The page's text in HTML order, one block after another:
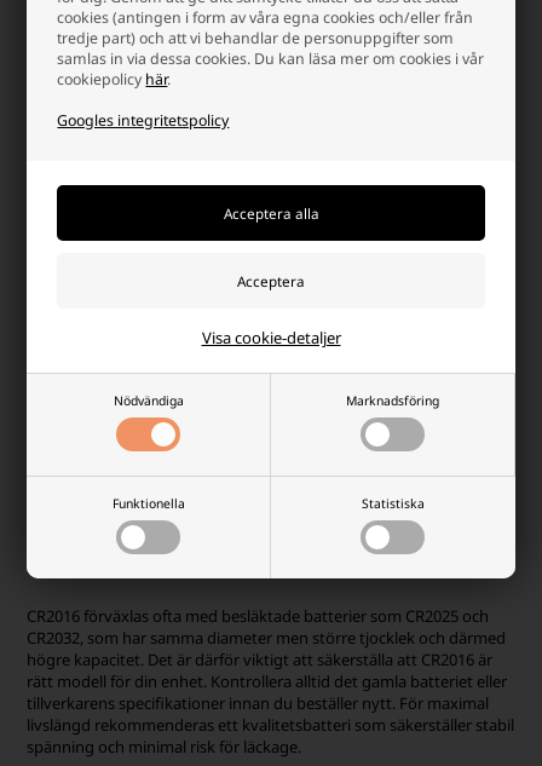
cookies (antingen i form av våra egna cookies och/eller från
tredje part) och att vi behandlar de personuppgifter som
samlas in via dessa cookies. Du kan läsa mer om cookies i vår
cookiepolicy här.
Googles integritetspolicy
Nödvändiga Marknadsföring
Funktionella Statistiska
Visa cookie-detaljer
använder mycket lite ström över längre perioder. Batteriet bevarar
sin kapacitet tack vare en låg självurladdning och fungerar stabilt i
både höga och låga temperaturer, vilket gör det lämpligt för daglig
användning och lagring.
Fördelar med CR2016-batterier
Stabil 3V spänning för precisionsenheter
Lång hållbarhet och låg självurladdning
Pålitlig i både kalla och varma miljöer
Lämplig för klockor, bilnycklar, sensorer, sportgadgets och
IoT-enheter
Så väljer du rätt CR2016-batteri
CR2016 förväxlas ofta med besläktade batterier som CR2025 och
CR2032, som har samma diameter men större tjocklek och därmed
högre kapacitet. Det är därför viktigt att säkerställa att CR2016 är
rätt modell för din enhet. Kontrollera alltid det gamla batteriet eller
tillverkarens specifikationer innan du beställer nytt. För maximal
livslängd rekommenderas ett kvalitetsbatteri som säkerställer stabil
spänning och minimal risk för läckage.